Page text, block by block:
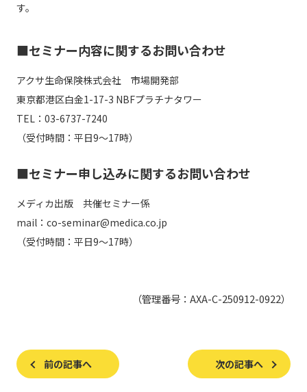
す。
■セミナー内容に関するお問い合わせ
アクサ生命保険株式会社 市場開発部
東京都港区白金1-17-3 NBFプラチナタワー
TEL：03-6737-7240
（受付時間：平日9～17時）
■セミナー申し込みに関するお問い合わせ
メディカ出版 共催セミナー係
mail：co-seminar@medica.co.jp
（受付時間：平日9〜17時）
（管理番号：AXA-C-250912-0922）
前の記事へ 次の記事へ